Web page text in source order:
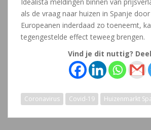
als de vraag naar huizen in Spanje
Europeanen inderdaad zo toeneemt,
tegengestelde effect teweeg brengen.
Vind je dit nuttig?
Coronavirus Covid-19 Huizenmarkt